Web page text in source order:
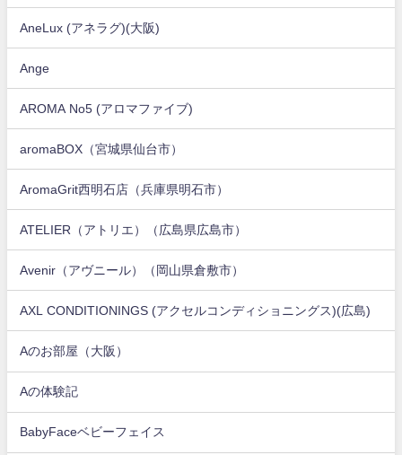
AneLux (アネラグ)(大阪)
Ange
AROMA No5 (アロマファイブ)
aromaBOX（宮城県仙台市）
AromaGrit西明石店（兵庫県明石市）
ATELIER（アトリエ）（広島県広島市）
Avenir（アヴニール）（岡山県倉敷市）
AXL CONDITIONINGS (アクセルコンディショニングス)(広島)
Aのお部屋（大阪）
Aの体験記
BabyFaceベビーフェイス